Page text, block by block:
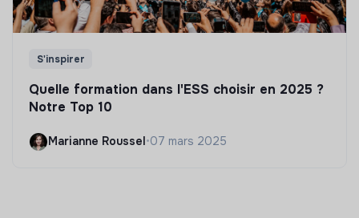
S'inspirer
Quelle formation dans l'ESS choisir en 2025 ?
Notre Top 10
Marianne Roussel •07 mars 2025